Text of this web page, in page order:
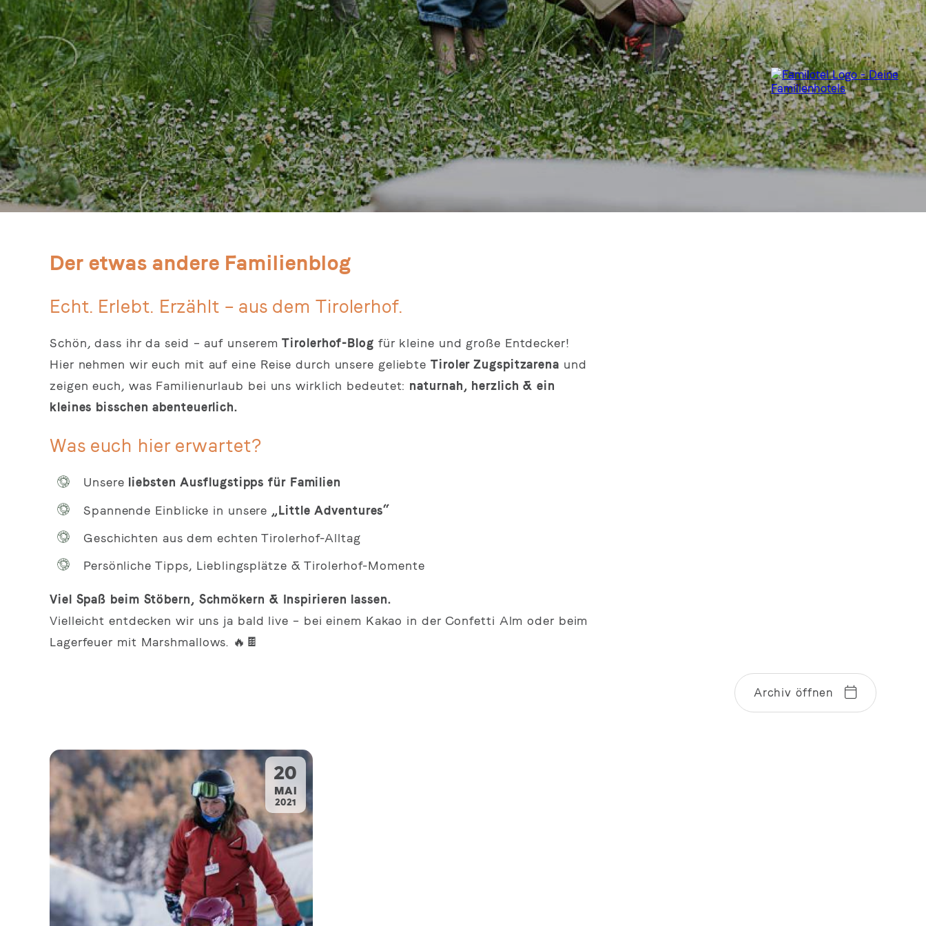
Der etwas andere Familienblog
Echt. Erlebt. Erzählt – aus dem Tirolerhof.
Schön, dass ihr da seid – auf unseremTirolerhof-Blog für kleine und große Entdecker!
Hier nehmen wir euch mit auf eine Reise durch unsere geliebte Tiroler Zugspitzarena und
zeigen euch, was Familienurlaub bei uns wirklich bedeutet: naturnah, herzlich & ein
kleines bisschen abenteuerlich.
Was euch hier erwartet?
Unsere liebsten Ausflugstipps für Familien
Spannende Einblicke in unsere „Little Adventures“
Geschichten aus dem echten Tirolerhof-Alltag
Persönliche Tipps, Lieblingsplätze & Tirolerhof-Momente
Viel Spaß beim Stöbern, Schmökern & Inspirieren lassen.
Vielleicht entdecken wir uns ja bald live – bei einem Kakao in der Confetti Alm oder beim
Lagerfeuer mit Marshmallows. 🔥🍫
Archiv öffnen
20
MAI
2021